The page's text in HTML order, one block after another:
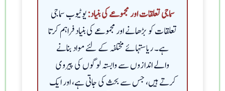
سماجی تعلقات اور مجموعے کی بنیاد:یوٹیوب سماجی
تعلقات کو بڑھانے اور مجموعے کی بنیاد فراہم کرتا
ہے۔ ریاستہائے مختلفہ کے لئے مواد بنانے
والے اندازوں سے وابستہ لوگوں کی پیروی
کرتے ہیں، جس سے بحث کی جاتی ہے، اور ایک